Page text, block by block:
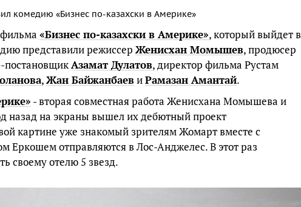
«Бизнес по-казахски в Америке», который выйдет в
представили режиссер Женисхан Момышев, продюсер
постановщикАзамат Дулатов, директор фильма Рустам
,Жан БайжанбаевиРамазан Амантай.
- вторая совместная работа Женисхана Момышева и
назад на экраны вышел их дебютный проект
картине уже знакомый зрителям Жомарт вместе с
Еркошем отправляются в Лос-Анджелес. В этот раз
своему отелю 5 звезд.